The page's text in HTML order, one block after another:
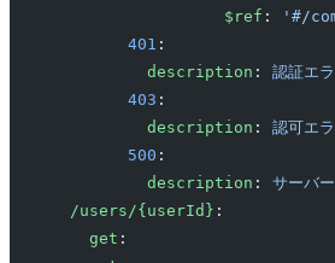
                  $ref
:
'#/
        401
:
          description
: 認証エ
        403
:
          description
: 認可エ
        500
:
          description
: サーバ
  /users/{userId}
:
    get
: